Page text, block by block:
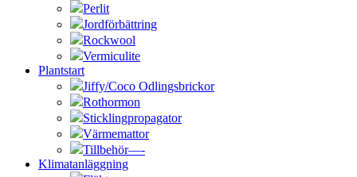
Perlit
Jordförbättring
Rockwool
Vermiculite
Plantstart
Jiffy/Coco Odlingsbrickor
Rothormon
Sticklingpropagator
Värmemattor
Tillbehör—-
Klimatanläggning